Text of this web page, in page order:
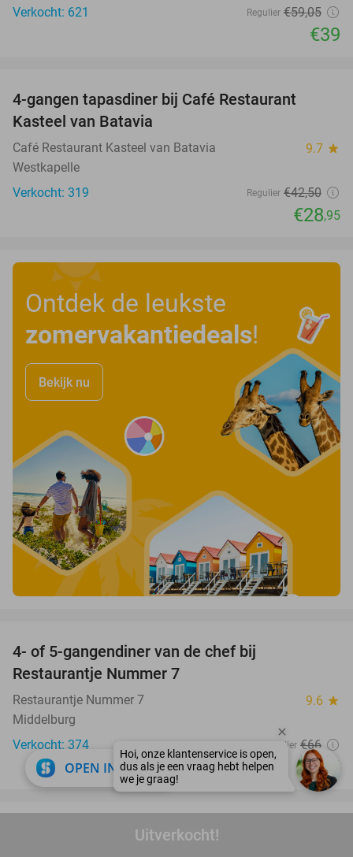
Uitverkocht!
Verkocht: 621
Regulier €59,05
€39
4-gangen tapasdiner bij Café Restaurant
Kasteel van Batavia
Café Restaurant Kasteel van Batavia 9.7 star
Westkapelle
Verkocht: 319
Regulier €42,50
€28,95
Ontdek de leukste
zomervakantiedeals!
Bekijk nu
4- of 5-gangendiner van de chef bij
Restaurantje Nummer 7
Restaurantje Nummer 7 9.6 star
Middelburg
Verkocht: 374
Regulier €66
€44
favorite_border
Entree voor BLUE Wellnessresorts
OPEN IN APP close